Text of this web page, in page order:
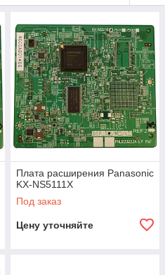
Плата расширения Panasonic
KX-NS5111X
Под заказ
Цену уточняйте